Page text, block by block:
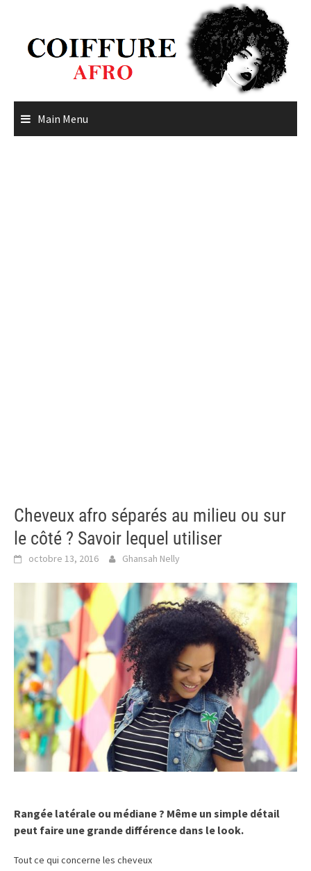
content
Main Menu
Cheveux afro séparés au milieu ou sur
le côté ? Savoir lequel utiliser
octobre 13, 2016 Ghansah Nelly
Rangée latérale ou médiane ? Même un simple détail
peut faire une grande différence dans le look.
Tout ce qui concerne les cheveux